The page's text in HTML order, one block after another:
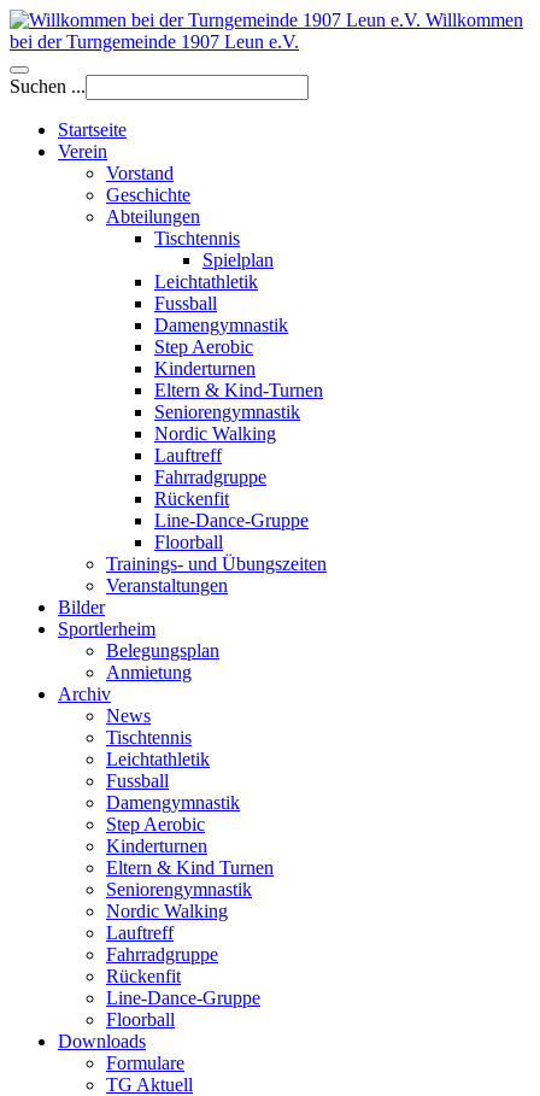
Willkommen
bei der Turngemeinde 1907 Leun e.V.
Suchen ...
Startseite
Verein
Vorstand
Geschichte
Abteilungen
Tischtennis
Spielplan
Leichtathletik
Fussball
Damengymnastik
Step Aerobic
Kinderturnen
Eltern & Kind-Turnen
Seniorengymnastik
Nordic Walking
Lauftreff
Fahrradgruppe
Rückenfit
Line-Dance-Gruppe
Floorball
Trainings- und Übungszeiten
Veranstaltungen
Bilder
Sportlerheim
Belegungsplan
Anmietung
Archiv
News
Tischtennis
Leichtathletik
Fussball
Damengymnastik
Step Aerobic
Kinderturnen
Eltern & Kind Turnen
Seniorengymnastik
Nordic Walking
Lauftreff
Fahrradgruppe
Rückenfit
Line-Dance-Gruppe
Floorball
Downloads
Formulare
TG Aktuell